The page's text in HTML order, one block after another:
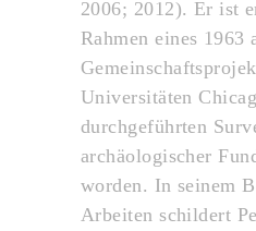
2006; 2012). Er ist
Rahmen eines 1963
Universitäten
durchgeführten
archäologischer
worden. In seinem
Arbeiten schildert